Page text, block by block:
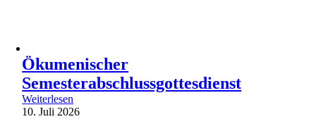
Ökumenischer
Semesterabschlussgottesdienst
Weiterlesen
10. Juli 2026